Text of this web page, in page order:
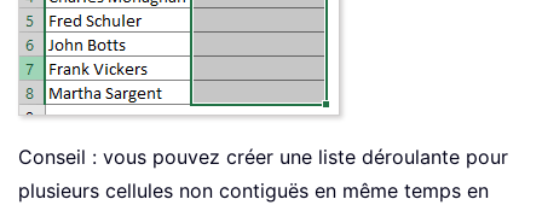
Conseil : vous pouvez créer une liste déroulante pour
plusieurs cellules non contiguës en même temps en